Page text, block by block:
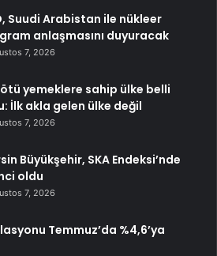
Suudi Arabistan ile nükleer
anlaşmasını duyuracak
7, 2026
yemeklere sahip ülke belli
İlk akla gelen ülke değil
7, 2026
Büyükşehir, SKA Endeksi’nde
oldu
7, 2026
Temmuz’da %4,6’ya